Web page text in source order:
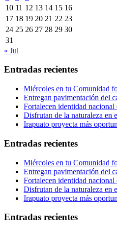
10 11 12 13 14 15 16
17 18 19 20 21 22 23
24 25 26 27 28 29 30
31
« Jul
Entradas recientes
Miércoles en tu Comunidad
Entregan pavimentación del
Fortalecen identidad
Disfrutan de la naturaleza en
Irapuato proyecta más
Entradas recientes
Miércoles en tu Comunidad
Entregan pavimentación del
Fortalecen identidad
Disfrutan de la naturaleza en
Irapuato proyecta más
Entradas recientes